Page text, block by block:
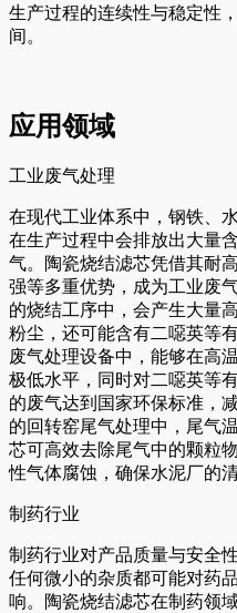
生产过程的连续性与稳定性
间。
应用领域
工业废气处理
在现代工业体系中，钢铁、
在生产过程中会排放出大量
气。陶瓷烧结滤芯凭借其耐
强等多重优势，成为工业废
的烧结工序中，会产生大量
粉尘，还可能含有二噁英等
废气处理设备中，能够在高
极低水平，同时对二噁英等
的废气达到国家环保标准，
的回转窑尾气处理中，尾气
芯可高效去除尾气中的颗粒
性气体腐蚀，确保水泥厂的清
制药行业
制药行业对产品质量与安全
任何微小的杂质都可能对药
响。陶瓷烧结滤芯在制药领